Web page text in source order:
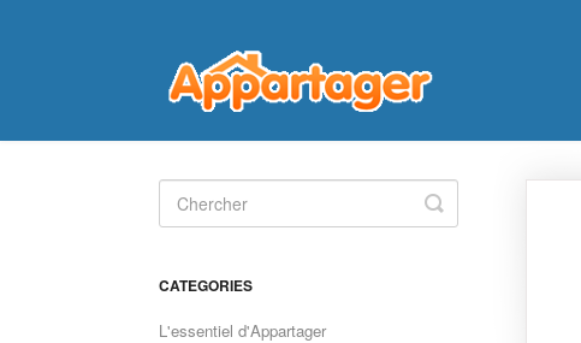
Toggle
Search
CATEGORIES
L'essentiel d'Appartager